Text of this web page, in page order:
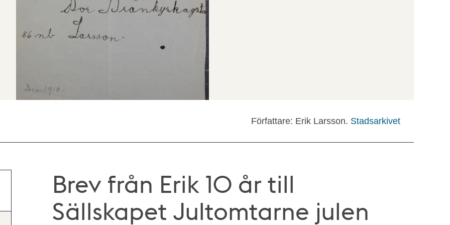
Författare: Erik Larsson. Stadsarkivet
Brev från Erik 10 år till
Sällskapet Jultomtarne julen